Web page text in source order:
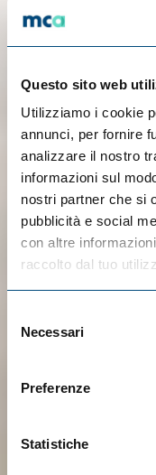
Questo sito web
Utilizziamo i cookie
annunci, per fornire
analizzare il nostro
informazioni sul
nostri partner che si
pubblicità e social
con altre
raccolto dal tuo
delNecessari
Preferenze
Statistiche